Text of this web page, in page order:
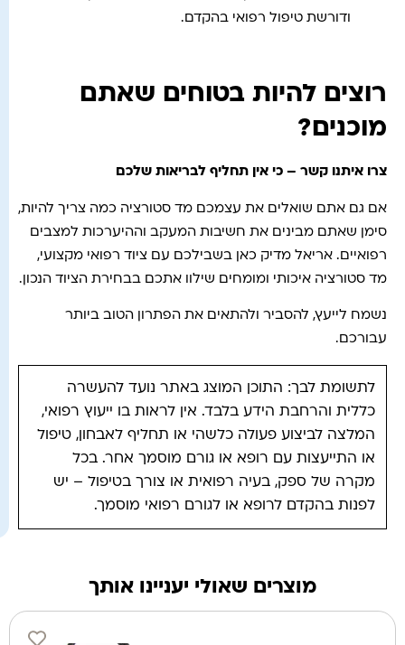
ודורשת טיפול רפואי בהקדם.
רוצים להיות בטוחים שאתם
מוכנים?
צרו איתנו קשר – כי אין תחליף לבריאות שלכם
אם גם אתם שואלים את עצמכם מד סטורציה כמה צריך להיות,
סימן שאתם מבינים את חשיבות המעקב וההיערכות למצבים
רפואיים. אריאל מדיק כאן בשבילכם עם ציוד רפואי מקצועי,
מד סטורציה איכותי ומומחים שילוו אתכם בבחירת הציוד הנכון.
נשמח לייעץ, להסביר ולהתאים את הפתרון הטוב ביותר
עבורכם.
לתשומת לבך: התוכן המוצג באתר נועד להעשרה
כללית והרחבת הידע בלבד. אין לראות בו ייעוץ רפואי,
המלצה לביצוע פעולה כלשהי או תחליף לאבחון, טיפול
או התייעצות עם רופא או גורם מוסמך אחר. בכל
מקרה של ספק, בעיה רפואית או צורך בטיפול – יש
לפנות בהקדם לרופא או לגורם רפואי מוסמך.
מוצרים שאולי יעניינו אותך